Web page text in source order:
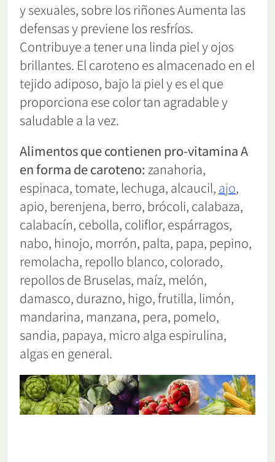
y sexuales, sobre los riñones Aumenta las
defensas y previene los resfríos.
Contribuye a tener una linda piel y ojos
brillantes. El caroteno es almacenado en el
tejido adiposo, bajo la piel y es el que
proporciona ese color tan agradable y
saludable a la vez.
Alimentos que contienen pro-vitamina A
en forma de caroteno: zanahoria,
espinaca, tomate, lechuga, alcaucil, ajo,
apio, berenjena, berro, brócoli, calabaza,
calabacín, cebolla, coliflor, espárragos,
nabo, hinojo, morrón, palta, papa, pepino,
remolacha, repollo blanco, colorado,
repollos de Bruselas, maíz, melón,
damasco, durazno, higo, frutilla, limón,
mandarina, manzana, pera, pomelo,
sandia, papaya, micro alga espirulina,
algas en general.